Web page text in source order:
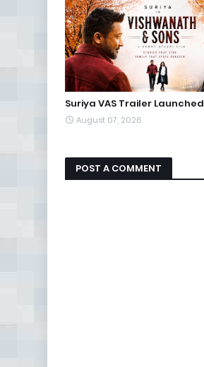
Suriya VAS Trailer Launched
August 07, 2026
POST A COMMENT